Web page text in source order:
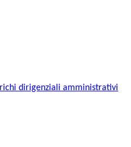
dirigenziali amministrativi